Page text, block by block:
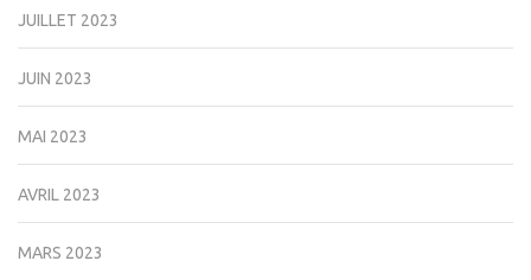
JUILLET 2023
JUIN 2023
MAI 2023
AVRIL 2023
MARS 2023